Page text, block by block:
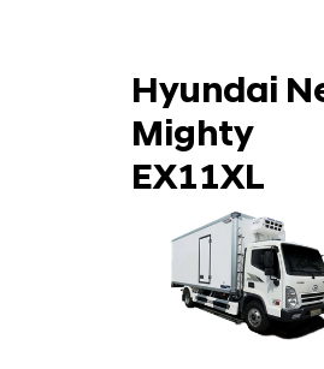
Hyundai
Mighty
EX11XL